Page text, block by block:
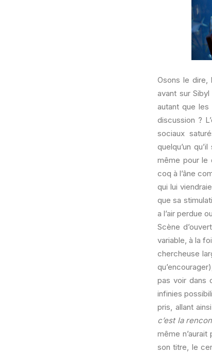
Osons le dire,
avant sur
autant que
discussion ?
sociaux
quelqu’un
même pour le
coq à l’âne
qui lui
que sa
a l’air perdue
Scène
variable, à la
chercheuse
pas voir dans
infinies
pris, allant
c’est la
même
son titre, le